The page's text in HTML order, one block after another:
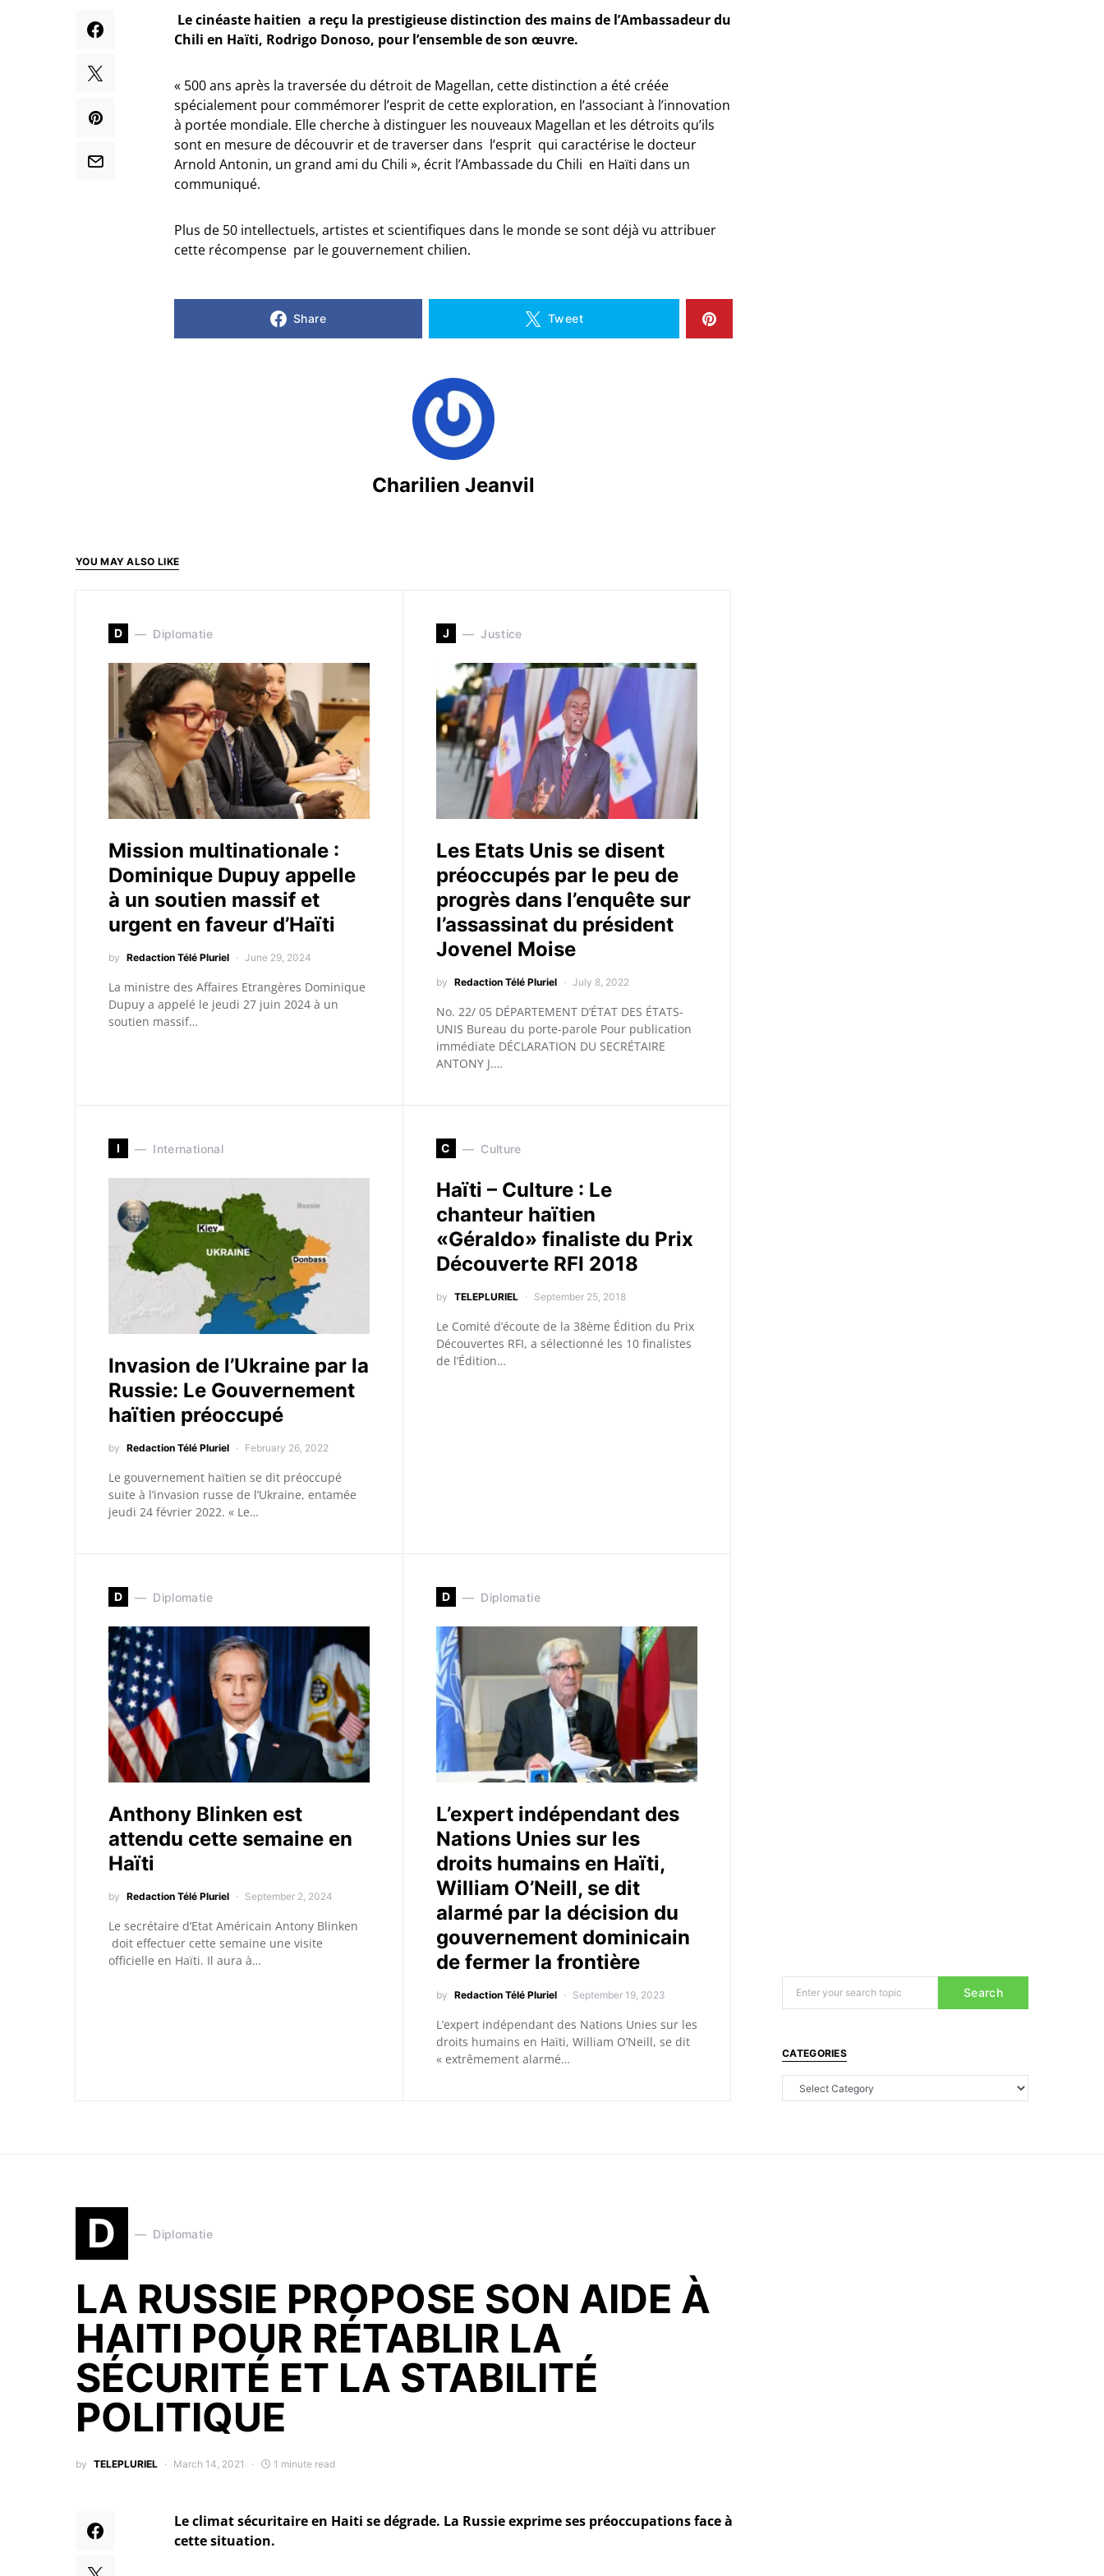
Le cinéaste haitien a reçu la prestigieuse distinction des mains de l’Ambassadeur du
Chili en Haïti, Rodrigo Donoso, pour l’ensemble de son œuvre.
« 500 ans après la traversée du détroit de Magellan, cette distinction a été créée
spécialement pour commémorer l’esprit de cette exploration, en l’associant à l’innovation
à portée mondiale. Elle cherche à distinguer les nouveaux Magellan et les détroits qu’ils
sont en mesure de découvrir et de traverser dans l’esprit qui caractérise le docteur
Arnold Antonin, un grand ami du Chili », écrit l’Ambassade du Chili en Haïti dans un
communiqué.
Plus de 50 intellectuels, artistes et scientifiques dans le monde se sont déjà vu attribuer
cette récompense par le gouvernement chilien.
Share Tweet
Charilien Jeanvil
YOU MAY ALSO LIKE
D Diplomatie
Mission multinationale :
Dominique Dupuy appelle
à un soutien massif et
urgent en faveur d’Haïti
by Redaction Télé Pluriel June 29, 2024
La ministre des Affaires Etrangères Dominique
Dupuy a appelé le jeudi 27 juin 2024 à un
soutien massif…
J Justice
Les Etats Unis se disent
préoccupés par le peu de
progrès dans l’enquête sur
l’assassinat du président
Jovenel Moise
by Redaction Télé Pluriel July 8, 2022
No. 22/ 05 DÉPARTEMENT D’ÉTAT DES ÉTATS-
UNIS Bureau du porte-parole Pour publication
immédiate DÉCLARATION DU SECRÉTAIRE
ANTONY J.…
I International
Invasion de l’Ukraine par la
Russie: Le Gouvernement
haïtien préoccupé
by Redaction Télé Pluriel February 26, 2022
Le gouvernement haïtien se dit préoccupé
suite à l’invasion russe de l’Ukraine, entamée
jeudi 24 février 2022. « Le…
C Culture
Haïti – Culture : Le
chanteur haïtien
«Géraldo» finaliste du Prix
Découverte RFI 2018
by TELEPLURIEL September 25, 2018
Le Comité d’écoute de la 38ème Édition du Prix
Découvertes RFI, a sélectionné les 10 finalistes
de l’Édition…
D Diplomatie
Anthony Blinken est
attendu cette semaine en
Haïti
by Redaction Télé Pluriel September 2, 2024
Le secrétaire d’Etat Américain Antony Blinken
doit effectuer cette semaine une visite
officielle en Haïti. Il aura à…
D Diplomatie
L’expert indépendant des
Nations Unies sur les
droits humains en Haïti,
William O’Neill, se dit
alarmé par la décision du
gouvernement dominicain
de fermer la frontière
by Redaction Télé Pluriel September 19, 2023
L’expert indépendant des Nations Unies sur les
droits humains en Haïti, William O’Neill, se dit
« extrêmement alarmé…
Search
CATEGORIES
D Diplomatie
LA RUSSIE PROPOSE SON AIDE À
HAITI POUR RÉTABLIR LA
SÉCURITÉ ET LA STABILITÉ
POLITIQUE
by TELEPLURIEL March 14, 2021 1 minute read
Le climat sécuritaire en Haiti se dégrade. La Russie exprime ses préoccupations face à
cette situation.